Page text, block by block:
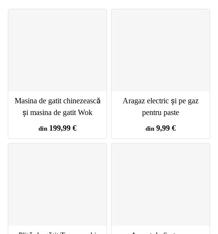
Masina de gatit chinezească
și masina de gatit Wok
din 199,99 €
Aragaz electric și pe gaz
pentru paste
din 9,99 €